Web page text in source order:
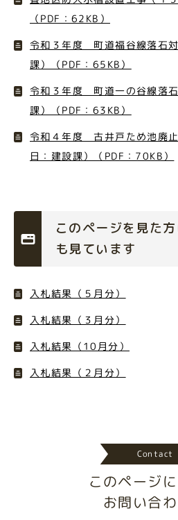
（PDF：62KB）
令和３年度 町道福谷線落石
課）（PDF：65KB）
令和３年度 町道一の谷線落
課）（PDF：63KB）
令和４年度 古井戸ため池廃
日：建設課）（PDF：70KB）
このページを見た
も見ています
入札結果（５月分）
入札結果（３月分）
入札結果（10月分）
入札結果（２月分）
Contact
このページ
お問い合